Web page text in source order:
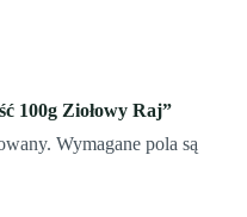
100g Ziołowy Raj”
Wymagane pola są